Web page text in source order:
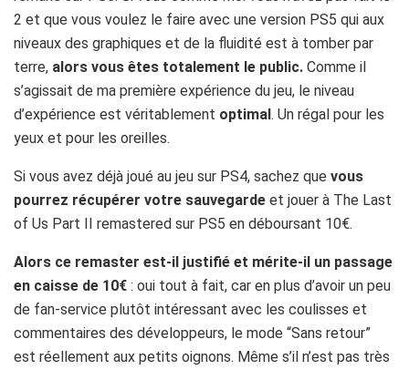
2 et que vous voulez le faire avec une version PS5 qui aux
niveaux des graphiques et de la fluidité est à tomber par
terre, alors vous êtes totalement le public. Comme il
s’agissait de ma première expérience du jeu, le niveau
d’expérience est véritablement optimal. Un régal pour les
yeux et pour les oreilles.
Si vous avez déjà joué au jeu sur PS4, sachez que vous
pourrez récupérer votre sauvegarde et jouer à The Last
of Us Part II remastered sur PS5 en déboursant 10€.
Alors ce remaster est-il justifié et mérite-il un passage
en caisse de 10€ : oui tout à fait, car en plus d’avoir un peu
de fan-service plutôt intéressant avec les coulisses et
commentaires des développeurs, le mode “Sans retour”
est réellement aux petits oignons. Même s’il n’est pas très